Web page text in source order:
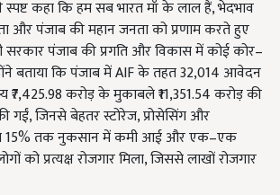
स्पष्ट कहा कि हम सब भारत माँ के लाल हैं, भेदभाव
और पंजाब की महान जनता को प्रणाम करते हुए
सरकार पंजाब की प्रगति और विकास में कोई कोर–
बताया कि पंजाब में AIF के तहत 32,014 आवेदन
₹7,425.98 करोड़ के मुकाबले ₹11,351.54 करोड़ की
गईं, जिनसे बेहतर स्टोरेज, प्रोसेसिंग और
15% तक नुकसान में कमी आई और एक–एक
को प्रत्यक्ष रोजगार मिला, जिससे लाखों रोजगार